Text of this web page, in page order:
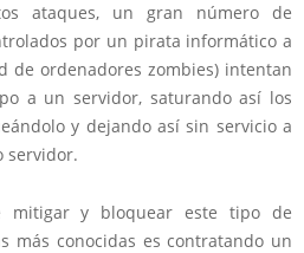
ataques, un gran número de
por un pirata informático a
de ordenadores zombies) intentan
a un servidor, saturando así los
y dejando así sin servicio a
servidor.
mitigar y bloquear este tipo de
más conocidas es contratando un